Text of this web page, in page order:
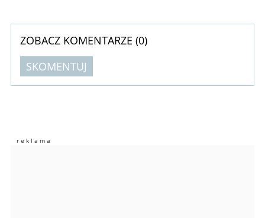
ZOBACZ KOMENTARZE (0)
SKOMENTUJ
Imię (Wymagane)